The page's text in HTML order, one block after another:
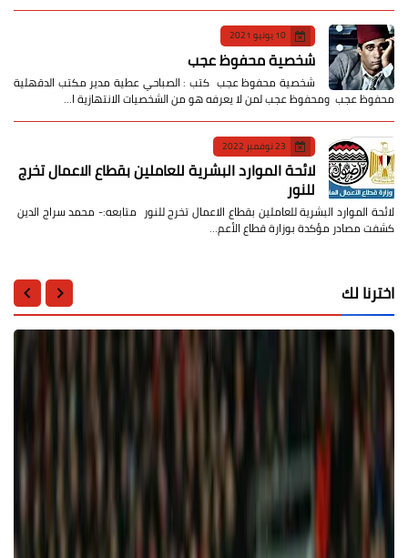
10 يونيو 2021
شخصية محفوظ عجب
شخصية محفوظ عجب كتب : الصباحي عطية مدير مكتب الدقهلية
محفوظ عجب ومحفوظ عجب لمن لا يعرفه هو من الشخصيات الانتهازية ا…
23 نوفمبر 2022
لائحة الموارد البشرية للعاملين بقطاع الاعمال تخرج
للنور
لائحة الموارد البشرية للعاملين بقطاع الاعمال تخرج للنور متابعه:- محمد سراج الدين
كشفت مصادر مؤكدة بوزارة قطاع الأعم…
اخترنا لك